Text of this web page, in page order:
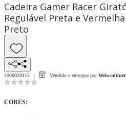
Cadeira Gamer Racer
Regulável Preta e Vermelha
Preto
4000028115 Vendido e entregue por
CORES: